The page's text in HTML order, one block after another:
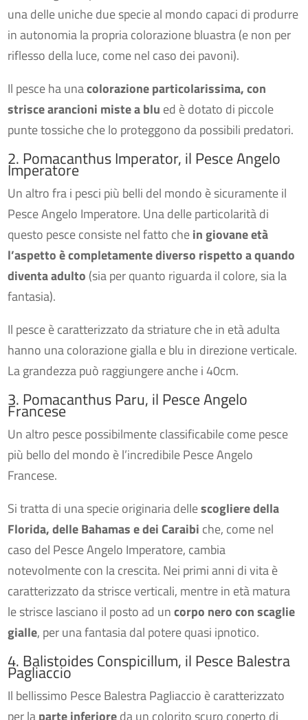
una delle uniche due specie al mondo capaci di produrre
in autonomia la propria colorazione bluastra (e non per
riflesso della luce, come nel caso dei pavoni).
Il pesce ha unacolorazione particolarissima, con
strisce arancioni miste a blu ed è dotato di piccole
punte tossiche che lo proteggono da possibili predatori.
2. Pomacanthus Imperator, il Pesce Angelo
Imperatore
Un altro fra i pesci più belli del mondo è sicuramente il
Pesce Angelo Imperatore. Una delle particolarità di
questo pesce consiste nel fatto chein giovane età
l’aspetto è completamente diverso rispetto a quando
diventa adulto (sia per quanto riguarda il colore, sia la
fantasia).
Il pesce è caratterizzato da striature che in età adulta
hanno una colorazione gialla e blu in direzione verticale.
La grandezza può raggiungere anche i 40cm.
3. Pomacanthus Paru, il Pesce Angelo
Francese
Un altro pesce possibilmente classificabile come pesce
più bello del mondo è l’incredibile Pesce Angelo
Francese.
Si tratta di una specie originaria dellescogliere della
Florida, delle Bahamas e dei Caraibi che, come nel
caso del Pesce Angelo Imperatore, cambia
notevolmente con la crescita. Nei primi anni di vita è
caratterizzato da strisce verticali, mentre in età matura
le strisce lasciano il posto ad uncorpo nero con scaglie
gialle, per una fantasia dal potere quasi ipnotico.
4. Balistoides Conspicillum, il Pesce Balestra
Pagliaccio
Il bellissimo Pesce Balestra Pagliaccio è caratterizzato